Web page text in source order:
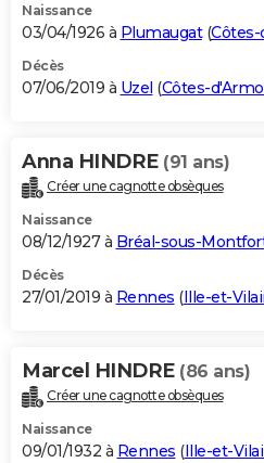
Naissance
03/04/1926 à Plumaugat(
Décès
07/06/2019 à Uzel (Côtes-
Anna HINDRE (91 ans)
Créer une cagnotte obsèques
Naissance
08/12/1927 à Bréal-sous-
Décès
27/01/2019 à Rennes (Ille-et-
Marcel HINDRE (86 ans)
Créer une cagnotte obsèques
Naissance
09/01/1932 à Rennes (Ille-et-